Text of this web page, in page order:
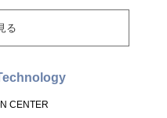
る
CENTER